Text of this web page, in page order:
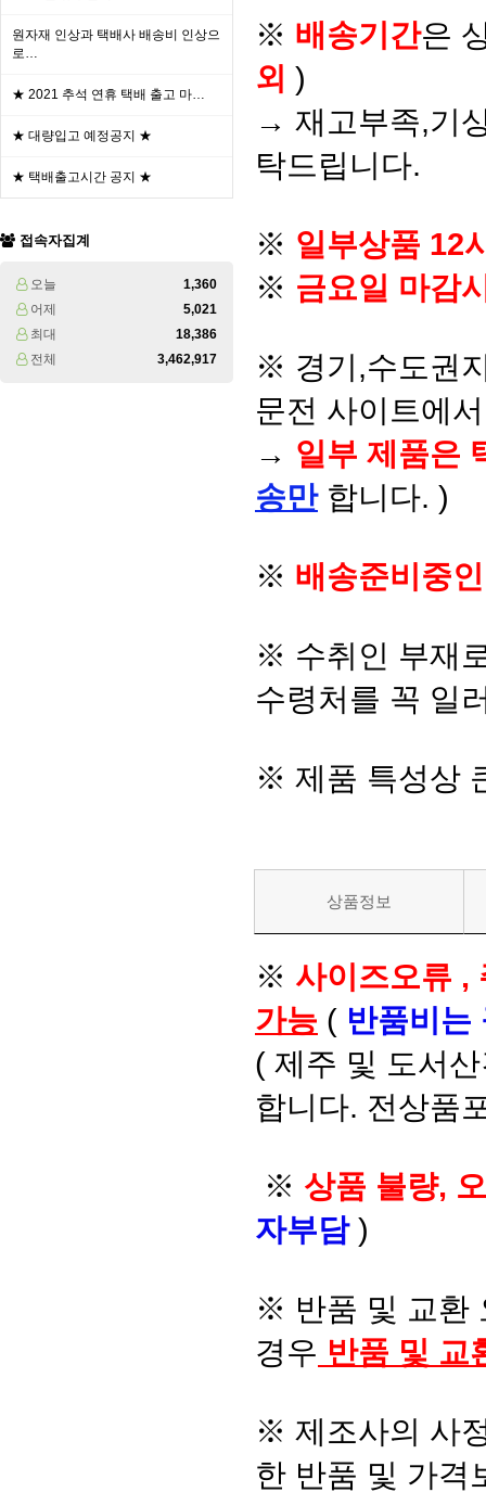
원자재 인상과 택배사 배송비 인상으
로…
★ 2021 추석 연휴 택배 출고 마…
★ 대량입고 예정공지 ★
★ 택배출고시간 공지 ★
접속자집계
오늘
1,360
어제
5,021
최대
18,386
전체
3,462,917
※ 배송기간은
외 )
→ 재고부족,기
탁드립니다.
※ 일부상품 12
※ 금요일 마감
※ 경기,수도권
문전 사이트에
→ 일부 제품은
송만 합니다. )
※ 배송준비중
※ 수취인 부재
수령처를 꼭 일
※ 제품 특성상
상품정보
※ 사이즈오류 ,
가능 ( 반품비는
( 제주 및 도서
합니다. 전상품
※ 상품 불량,
자부담 )
※ 반품 및 교환
경우 반품 및 교
※ 제조사의 사
한 반품 및 가격